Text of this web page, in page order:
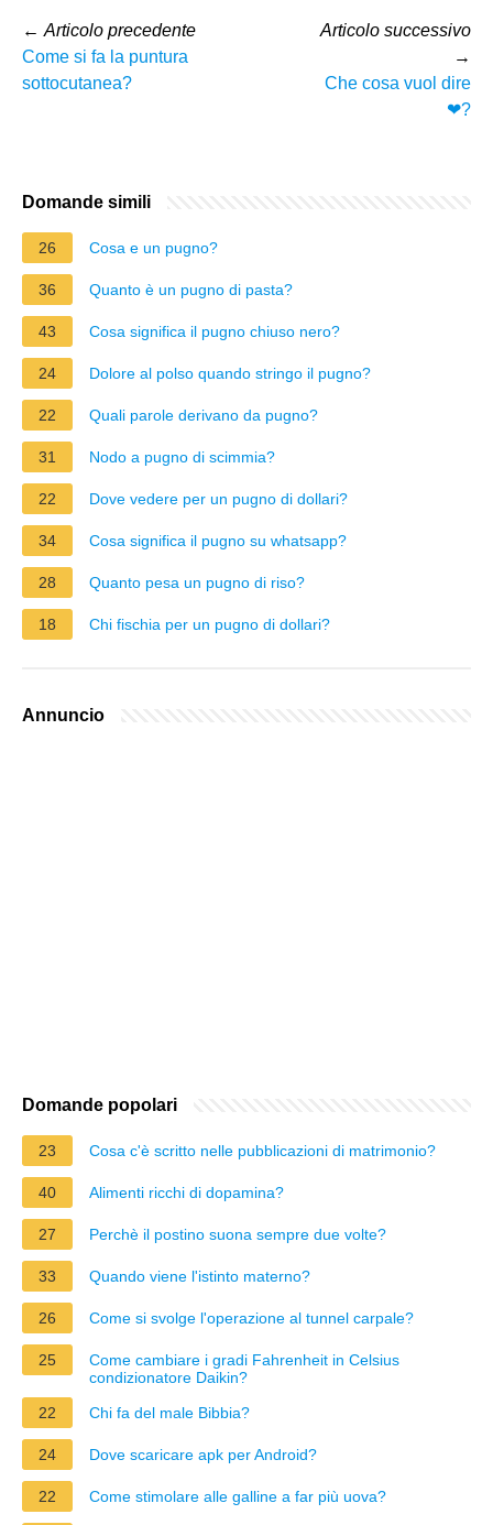
← Articolo precedente
Come si fa la puntura
sottocutanea?
Articolo successivo
→
Che cosa vuol dire
❤?
Domande simili
26 Cosa e un pugno?
36 Quanto è un pugno di pasta?
43 Cosa significa il pugno chiuso nero?
24 Dolore al polso quando stringo il pugno?
22 Quali parole derivano da pugno?
31 Nodo a pugno di scimmia?
22 Dove vedere per un pugno di dollari?
34 Cosa significa il pugno su whatsapp?
28 Quanto pesa un pugno di riso?
18 Chi fischia per un pugno di dollari?
Annuncio
Domande popolari
23 Cosa c'è scritto nelle pubblicazioni di matrimonio?
40 Alimenti ricchi di dopamina?
27 Perchè il postino suona sempre due volte?
33 Quando viene l'istinto materno?
26 Come si svolge l'operazione al tunnel carpale?
25
Come cambiare i gradi Fahrenheit in Celsius
condizionatore Daikin?
22
Chi fa del male Bibbia?
24 Dove scaricare apk per Android?
22 Come stimolare alle galline a far più uova?